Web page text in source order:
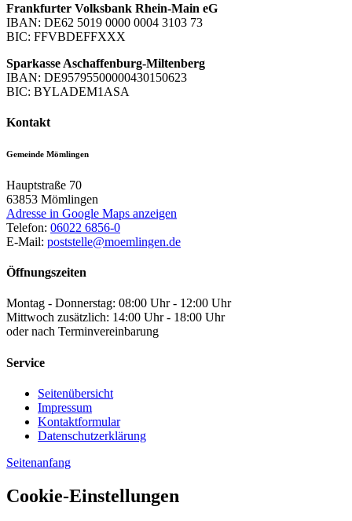
Frankfurter Volksbank Rhein-Main eG
IBAN: DE62 5019 0000 0004 3103 73
BIC: FFVBDEFFXXX
Sparkasse Aschaffenburg-Miltenberg
IBAN: DE95795500000430150623
BIC: BYLADEM1ASA
Kontakt
Gemeinde Mömlingen
Hauptstraße 70
63853 Mömlingen
Adresse in Google Maps anzeigen
Telefon: 06022 6856-0
E-Mail: poststelle@moemlingen.de
Öffnungszeiten
Montag - Donnerstag: 08:00 Uhr - 12:00 Uhr
Mittwoch zusätzlich: 14:00 Uhr - 18:00 Uhr
oder nach Terminvereinbarung
Service
Seitenübersicht
Impressum
Kontaktformular
Datenschutzerklärung
Seitenanfang
Cookie-Einstellungen